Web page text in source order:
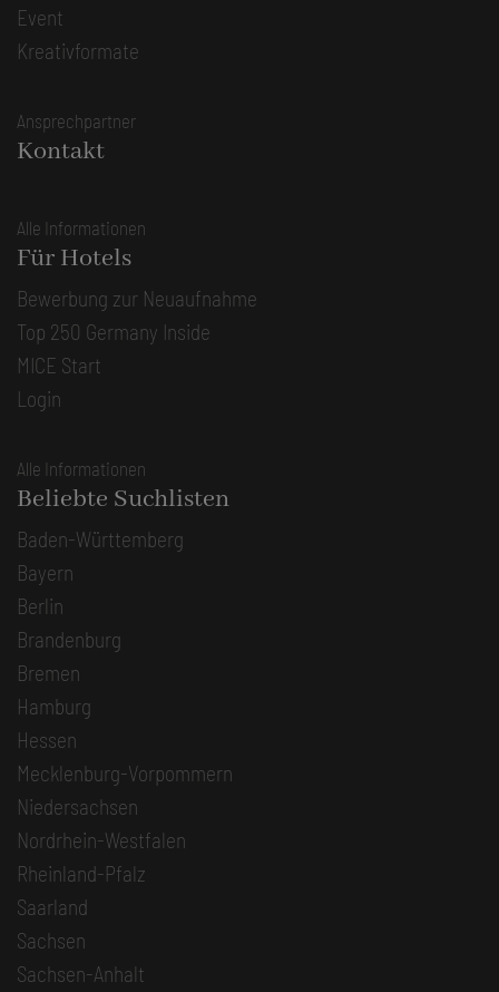
Event
Kreativformate
Ansprechpartner
Kontakt
Alle Informationen
Für Hotels
Bewerbung zur Neuaufnahme
Top 250 Germany Inside
MICE Start
Login
Alle Informationen
Beliebte Suchlisten
Baden-Württemberg
Bayern
Berlin
Brandenburg
Bremen
Hamburg
Hessen
Mecklenburg-Vorpommern
Niedersachsen
Nordrhein-Westfalen
Rheinland-Pfalz
Saarland
Sachsen
Sachsen-Anhalt